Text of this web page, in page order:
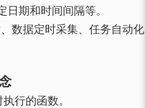
期和时间间隔等。
数据定时采集、任务自动化
行的函数。